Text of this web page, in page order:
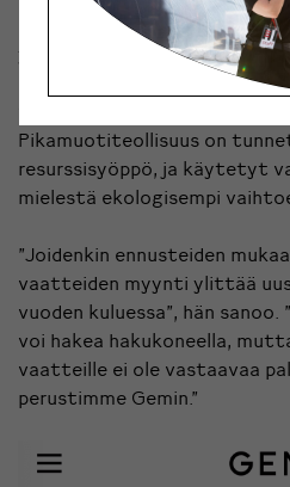
Gem sai alkunsa Jokisen
ympäristövaikutuksista sekä
oli mukana vintage-fanien
Pikamuotiteollisuus on
resurssisyöppö, ja käytetyt
mielestä ekologisempi
”Joidenkin ennusteiden
vaatteiden myynti ylittää
vuoden kuluessa”, hän
voi hakea hakukoneella,
vaatteille ei ole vastaavaa
perustimme Gemin.”